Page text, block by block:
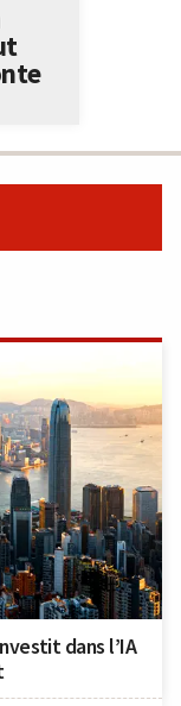
dans l’IA